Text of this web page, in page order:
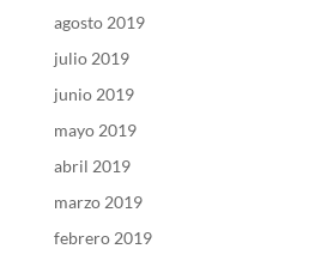
agosto 2019
julio 2019
junio 2019
mayo 2019
abril 2019
marzo 2019
febrero 2019